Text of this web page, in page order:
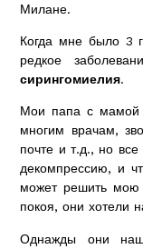
Милане.
Когда мне было 3
редкое
сирингомиелия.
Мои папа с мамой
многим врачам,
почте и т.д., но
декомпрессию, и
может решить
покоя, они хотели
Однажды они